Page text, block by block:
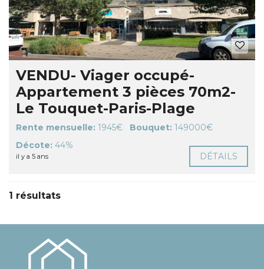
VENDU- Viager occupé-
Appartement 3 pièces 70m2-
Le Touquet-Paris-Plage
Rente mensuelle: 1945€ Bouquet: 149000€
Décote: 44%
il y a 5 ans DÉTAILS
1 résultats